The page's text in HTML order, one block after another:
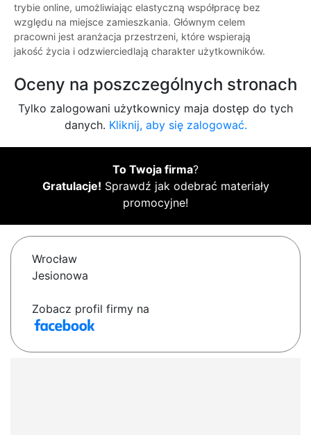
trybie online, umożliwiając elastyczną współpracę bez
względu na miejsce zamieszkania. Głównym celem
pracowni jest aranżacja przestrzeni, które wspierają
jakość życia i odzwierciedlają charakter użytkowników.
Oceny na poszczególnych stronach
Tylko zalogowani użytkownicy maja dostęp do tych
danych. Kliknij, aby się zalogować.
To Twoja firma?
Gratulacje! Sprawdź jak odebrać materiały
promocyjne!
Wrocław
Jesionowa
Zobacz profil firmy na